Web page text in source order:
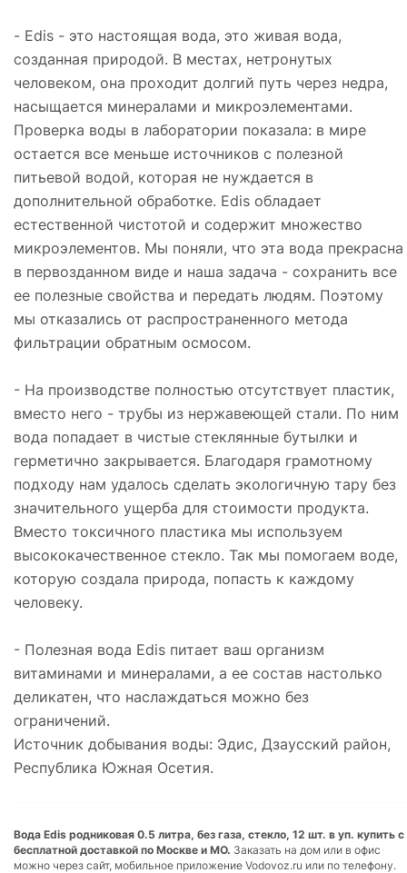
- Edis - это настоящая вода, это живая вода,
созданная природой. В местах, нетронутых
человеком, она проходит долгий путь через недра,
насыщается минералами и микроэлементами.
Проверка воды в лаборатории показала: в мире
остается все меньше источников с полезной
питьевой водой, которая не нуждается в
дополнительной обработке. Edis обладает
естественной чистотой и содержит множество
микроэлементов. Мы поняли, что эта вода прекрасна
в первозданном виде и наша задача - сохранить все
ее полезные свойства и передать людям. Поэтому
мы отказались от распространенного метода
фильтрации обратным осмосом.
- На производстве полностью отсутствует пластик,
вместо него - трубы из нержавеющей стали. По ним
вода попадает в чистые стеклянные бутылки и
герметично закрывается. Благодаря грамотному
подходу нам удалось сделать экологичную тару без
значительного ущерба для стоимости продукта.
Вместо токсичного пластика мы используем
высококачественное стекло. Так мы помогаем воде,
которую создала природа, попасть к каждому
человеку.
- Полезная вода Edis питает ваш организм
витаминами и минералами, а ее состав настолько
деликатен, что наслаждаться можно без
ограничений.
Источник добывания воды: Эдис, Дзаусский район,
Республика Южная Осетия.
Вода Edis родниковая 0.5 литра, без газа, стекло, 12 шт. в уп. купить с
бесплатной доставкой по Москве и МО. Заказать на дом или в офис
можно через сайт, мобильное приложение Vodovoz.ru или по телефону.